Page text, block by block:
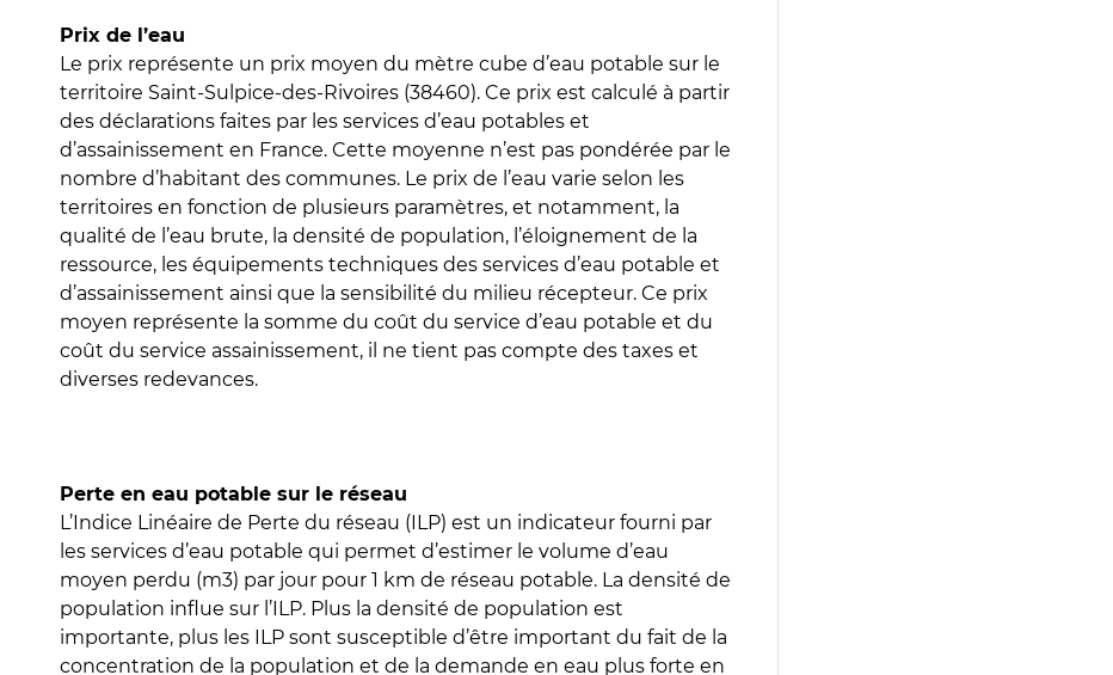
Prix de l’eau
Le prix représente un prix moyen du mètre cube d’eau potable sur le
territoire Saint-Sulpice-des-Rivoires (38460). Ce prix est calculé à partir
des déclarations faites par les services d’eau potables et
d’assainissement en France. Cette moyenne n’est pas pondérée par le
nombre d’habitant des communes. Le prix de l’eau varie selon les
territoires en fonction de plusieurs paramètres, et notamment, la
qualité de l’eau brute, la densité de population, l’éloignement de la
ressource, les équipements techniques des services d’eau potable et
d’assainissement ainsi que la sensibilité du milieu récepteur. Ce prix
moyen représente la somme du coût du service d’eau potable et du
coût du service assainissement, il ne tient pas compte des taxes et
diverses redevances.
Perte en eau potable sur le réseau
L’Indice Linéaire de Perte du réseau (ILP) est un indicateur fourni par
les services d’eau potable qui permet d’estimer le volume d’eau
moyen perdu (m3) par jour pour 1 km de réseau potable. La densité de
population influe sur l’ILP. Plus la densité de population est
importante, plus les ILP sont susceptible d’être important du fait de la
concentration de la population et de la demande en eau plus forte en